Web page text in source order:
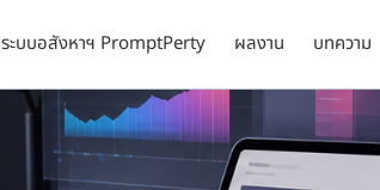
ระบบอสังหาฯ PromptPerty ผลงาน บทความ